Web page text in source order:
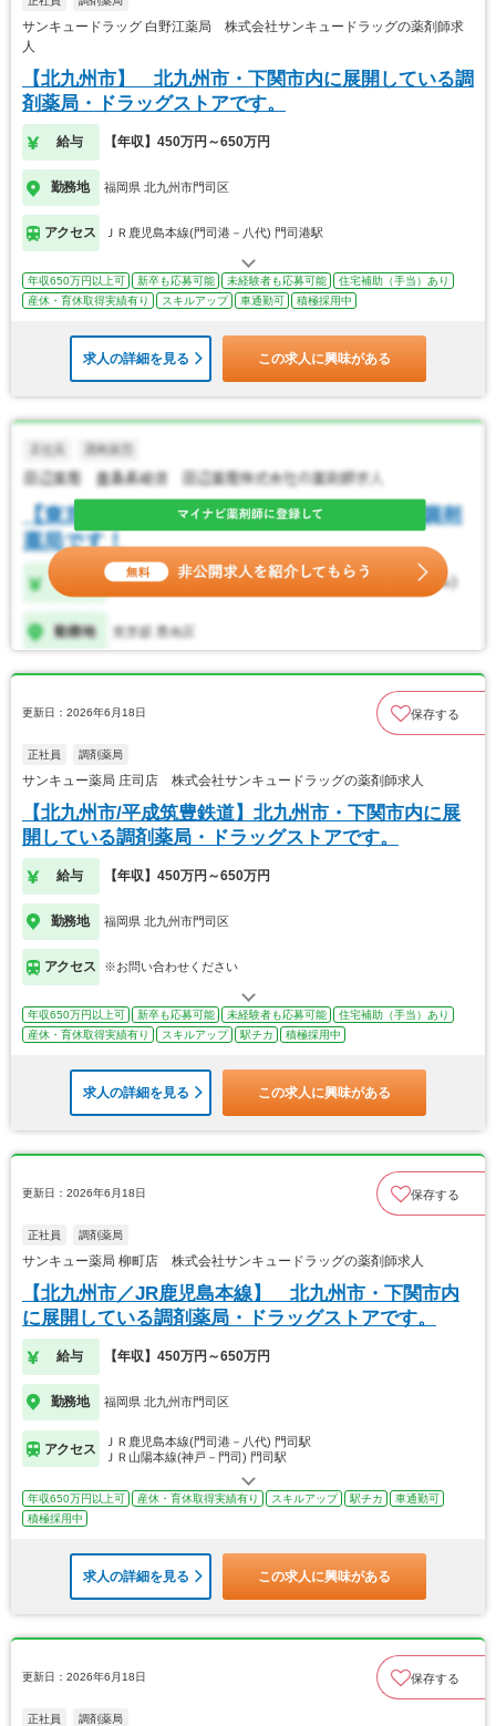
サンキュードラッグ 白野江薬局 株式会社サンキュードラッグの薬剤師求
人
【北九州市】 北九州市・下関市内に展開している調
剤薬局・ドラッグストアです。
給与 【年収】450万円～650万円
勤務地 福岡県 北九州市門司区
アクセス ＪＲ鹿児島本線(門司港－八代) 門司港駅
年収650万円以上可 新卒も応募可能 未経験者も応募可能
住宅補助（手当）あり
産休・育休取得実績有り
スキルアップ 車通勤可 積極採用中
求人の詳細を見る この求人に興味がある
更新日：2026年6月18日 保存する
正社員 調剤薬局
サンキュー薬局 庄司店 株式会社サンキュードラッグの薬剤師求人
【北九州市/平成筑豊鉄道】北九州市・下関市内に展
開している調剤薬局・ドラッグストアです。
給与 【年収】450万円～650万円
勤務地 福岡県 北九州市門司区
アクセス ※お問い合わせください
年収650万円以上可 新卒も応募可能 未経験者も応募可能
住宅補助（手当）あり
産休・育休取得実績有り
スキルアップ 駅チカ 積極採用中
求人の詳細を見る この求人に興味がある
更新日：2026年6月18日 保存する
正社員 調剤薬局
サンキュー薬局 柳町店 株式会社サンキュードラッグの薬剤師求人
【北九州市／JR鹿児島本線】 北九州市・下関市内
に展開している調剤薬局・ドラッグストアです。
給与 【年収】450万円～650万円
勤務地 福岡県 北九州市門司区
アクセス
ＪＲ鹿児島本線(門司港－八代) 門司駅
ＪＲ山陽本線(神戸－門司) 門司駅
年収650万円以上可 産休・育休取得実績有り スキルアップ 駅チカ
車通勤可
積極採用中
求人の詳細を見る この求人に興味がある
更新日：2026年6月18日 保存する
正社員 調剤薬局